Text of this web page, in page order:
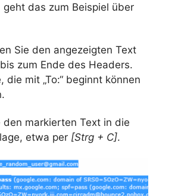
das zum Beispiel über
Sie den angezeigten Text
zum Ende des Headers.
die mit „To:“ beginnt können
den markierten Text in die
etwa per [Strg + C].